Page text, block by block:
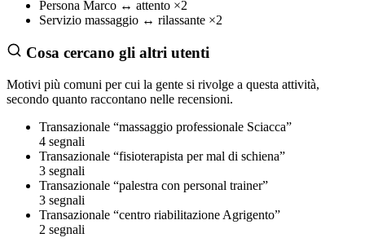
Persona Marco ↔ attento ×2
Servizio massaggio ↔ rilassante ×2
Cosa cercano gli altri utenti
Motivi più comuni per cui la gente si rivolge a questa attività,
secondo quanto raccontano nelle recensioni.
Transazionale “massaggio professionale Sciacca”
4 segnali
Transazionale “fisioterapista per mal di schiena”
3 segnali
Transazionale “palestra con personal trainer”
3 segnali
Transazionale “centro riabilitazione Agrigento”
2 segnali